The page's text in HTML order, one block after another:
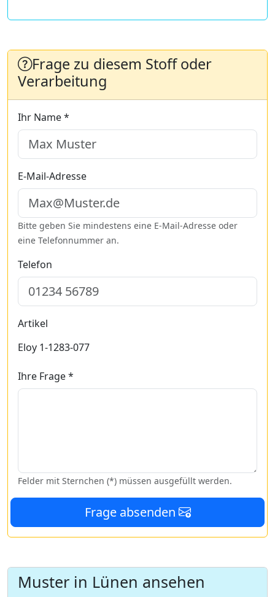
Frage zu diesem Stoff oder
Verarbeitung
Ihr Name *
E-Mail-Adresse
Bitte geben Sie mindestens eine E-Mail-Adresse oder
eine Telefonnummer an.
Telefon
Artikel
Eloy 1-1283-077
Ihre Frage *
Felder mit Sternchen (*) müssen ausgefüllt werden.
Frage absenden
Muster in Lünen ansehen